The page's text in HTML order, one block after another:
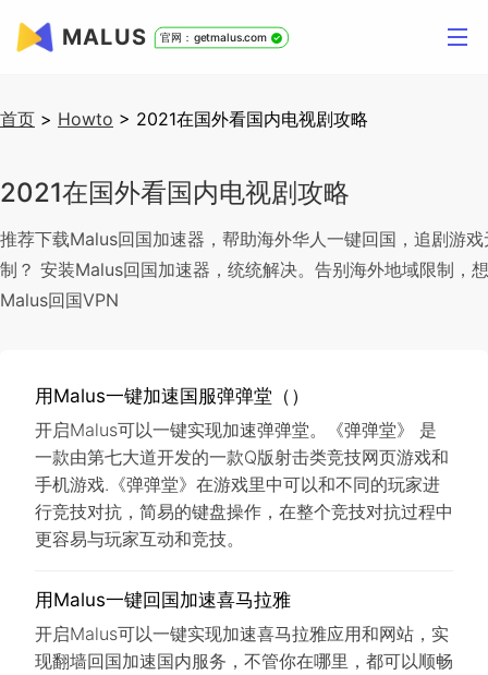
MALUS 官网：getmalus.com
首页 > Howto > 2021在国外看国内电视剧攻略
2021在国外看国内电视剧攻略
推荐下载Malus回国加速器，帮助海外华人一键回国，追剧游
制？ 安装Malus回国加速器，统统解决。告别海外地域限制，
Malus回国VPN
用Malus一键加速国服弹弹堂（）
开启Malus可以一键实现加速弹弹堂。《弹弹堂》 是
一款由第七大道开发的一款Q版射击类竞技网页游戏和
手机游戏.《弹弹堂》在游戏里中可以和不同的玩家进
行竞技对抗，简易的键盘操作，在整个竞技对抗过程中
更容易与玩家互动和竞技。
用Malus一键回国加速喜马拉雅
开启Malus可以一键实现加速喜马拉雅应用和网站，实
现翻墙回国加速国内服务，不管你在哪里，都可以顺畅